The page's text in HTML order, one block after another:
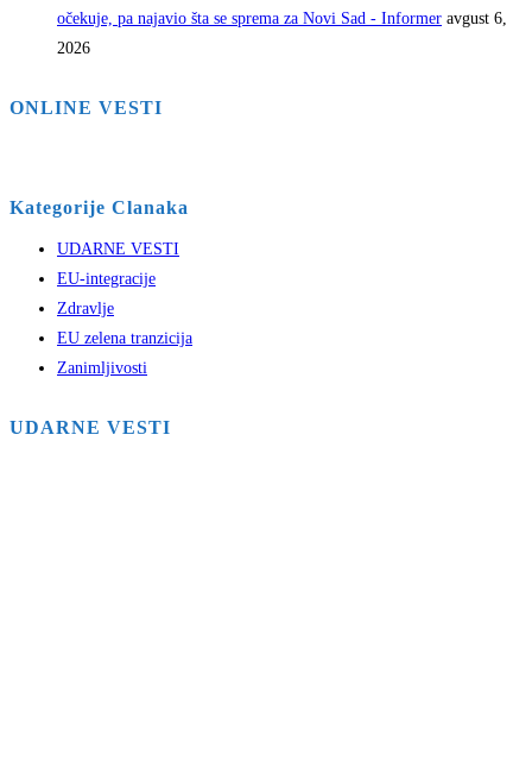
očekuje, pa najavio šta se sprema za Novi Sad - Informer avgust 6,
2026
ONLINE VESTI
Kategorije Clanaka
UDARNE VESTI
EU-integracije
Zdravlje
EU zelena tranzicija
Zanimljivosti
UDARNE VESTI